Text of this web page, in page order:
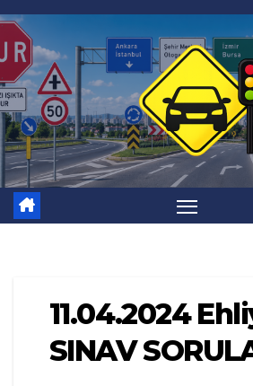
Skip
to
content
11.04.2024
SINAV